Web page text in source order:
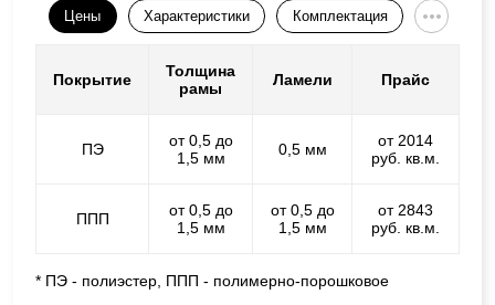
Цены Характеристики Комплектация
Покрытие
Толщина
рамы
Ламели Прайс
ПЭ
от 0,5 до
1,5 мм
0,5 мм
от 2014
руб. кв.м.
ППП
от 0,5 до
1,5 мм
от 0,5 до
1,5 мм
от 2843
руб. кв.м.
* ПЭ - полиэстер, ППП - полимерно-порошковое